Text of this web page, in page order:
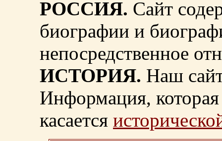
РОССИЯ. Сайт
биографии и
непосредственное
ИСТОРИЯ. Наш
Информация, которая
касается